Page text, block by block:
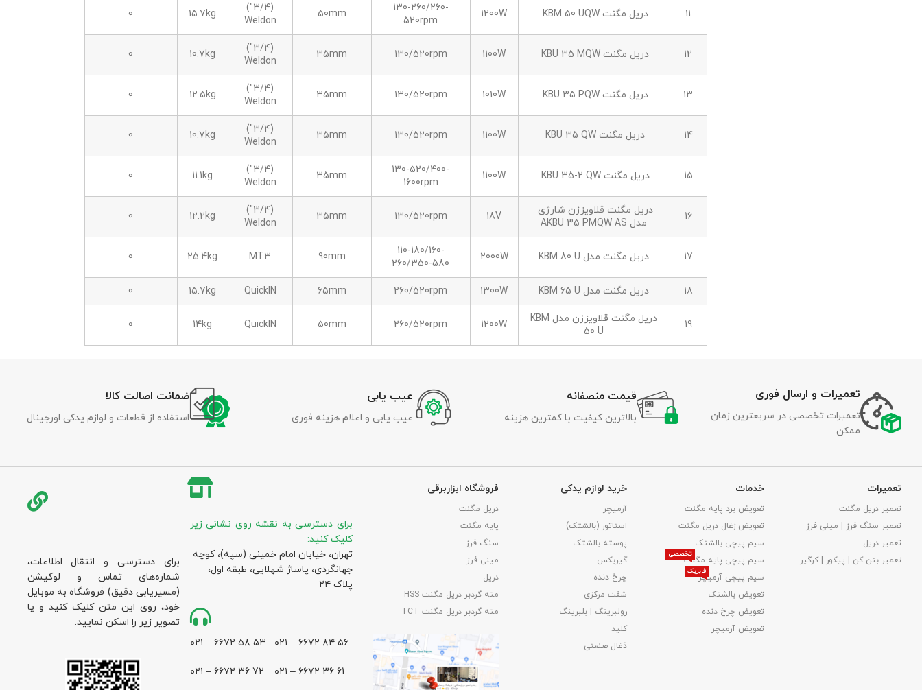
11 دریل مگنت KBM 50 UQW 1200W
130-260/260-
520rpm
50mm
(3/4")
Weldon
15.7kg
0
12 دریل مگنت KBU 35 MQW 1100W
130/520rpm
35mm
(3/4")
Weldon
10.7kg
0
13 دریل مگنت KBU 35 PQW 1010W
130/520rpm
35mm
(3/4")
Weldon
12.5kg
0
14 دریل مگنت KBU 35 QW 1100W
130/520rpm
35mm
(3/4")
Weldon
10.7kg
0
15 دریل مگنت KBU 35-2 QW 1100W
130-520/400-
1600rpm
35mm
(3/4")
Weldon
11.1kg
0
16
دریل مگنت قلاویززن شارژی
مدل AKBU 35 PMQW AS
18V
130/520rpm
35mm
(3/4")
Weldon
12.2kg
0
17 دریل مگنت مدل KBM 80 U 2000W
110-180/160-
260/350-580
90mm
MT3
25.4kg
0
18 دریل مگنت مدل KBM 65 U 1300W
260/520rpm
65mm
QuickIN
15.7kg
0
19
دریل مگنت قلاویززن مدل KBM
50 U
1200W
260/520rpm
50mm
QuickIN
14kg
0
تعمیرات و ارسال فوری
تعمیرات تخصصی در سریعترین زمان
ممکن
قیمت منصفانه
بالاترین کیفیت با کمترین هزینه
عیب یابی
عیب یابی و اعلام هزینه فوری
ضمانت اصالت کالا
استفاده از قطعات و لوازم یدکی اورجینال
تعمیرات
تعمیر دریل مگنت
تعمیر سنگ فرز | مینی فرز
تعمیر دریل
تعمیر بتن کن | پیکور | کرگیر
خدمات
تعویض برد پایه مگنت
تعویض زغال دریل مگنت
سیم پیچی بالشتک
سیم پیچی پایه مگنت
تخصصی
سیم پیچی آرمیچر
فابریک
تعویض بالشتک​
تعویض چرخ دنده
تعویض آرمیچر
خرید لوازم یدکی
آرمیچر
استاتور (بالشتک)
پوسته بالشتک
گیربکس
چرخ دنده
شفت مرکزی
رولبرینگ | بلبرینگ
کلید
ذغال صنعتی
فروشگاه ابزاربرقی
دریل مگنت
پایه مگنت
سنگ فرز
مینی فرز
دریل
مته گردبر دریل مگنت HSS
مته گردبر دریل مگنت TCT
برای دسترسی به نقشه روی نشانی زیر
کلیک کنید:
تهران، خیابان امام خمینی (سپه)، کوچه
جهانگردی،‌ پاساژ شهلایی، طبقه اول،
پلاک ۲۴
۵۶ ۸۴ ۶۶۷۲ – ۰۲۱
61 36 ۶۶۷۲ – ۰۲۱
۵۳ ۵۸ ۶۶۷۲ – ۰۲۱
72 36 ۶۶۷۲ – ۰۲۱
برای دسترسی و انتقال اطلاعات،
شماره‌های تماس و لوکیشن
(مسیریابی دقیق) فروشگاه به موبایل
خود، روی این متن کلیک کنید و یا
تصویر زیر را اسکن نمایید.